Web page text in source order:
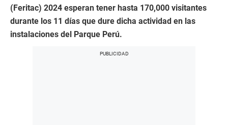
(Feritac) 2024 esperan tener hasta 170,000 visitantes
durante los 11 días que dure dicha actividad en las
instalaciones del Parque Perú.